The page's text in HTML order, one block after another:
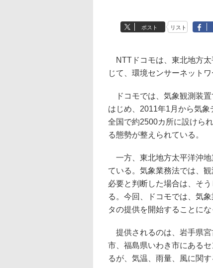
ポスト リスト
NTTドコモは、東北地方太
じて、環境センサーネット
ドコモでは、気象観測装置
はじめ、2011年1月から気象
全国で約2500カ所に設けら
る態勢が整えられている。
一方、東北地方太平洋沖地
ている。気象業務法では、
必要と判断した場合は、そ
る。今回、ドコモでは、気
タの提供を開始することにな
提供されるのは、岩手県宮
市、福島県いわき市にある
るが、気温、雨量、風に関